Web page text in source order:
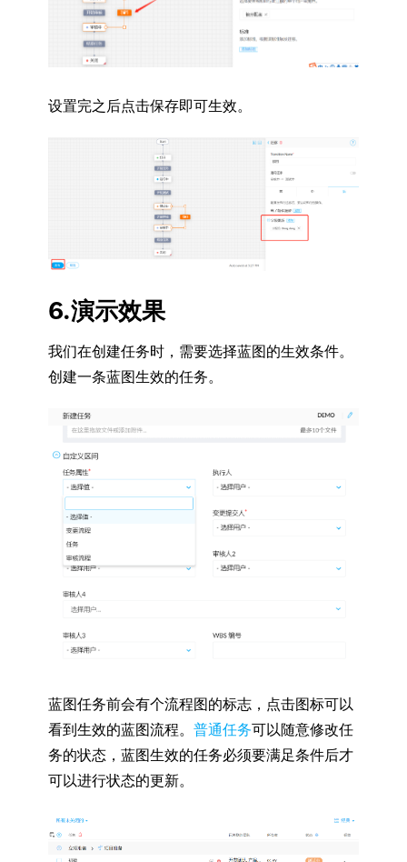
设置完之后点击保存即可生效。
6.演示效果
我们在创建任务时，需要选择蓝图的生效条件。
创建一条蓝图生效的任务。
蓝图任务前会有个流程图的标志，点击图标可以
看到生效的蓝图流程。 普通任务可以随意修改任
务的状态，蓝图生效的任务必须要满足条件后才
可以进行状态的更新。